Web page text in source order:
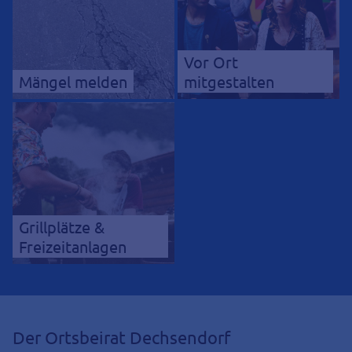
Mängel melden
Vor Ort
mitgestalten
Grillplätze &
Freizeitanlagen
Der Ortsbeirat Dechsendorf